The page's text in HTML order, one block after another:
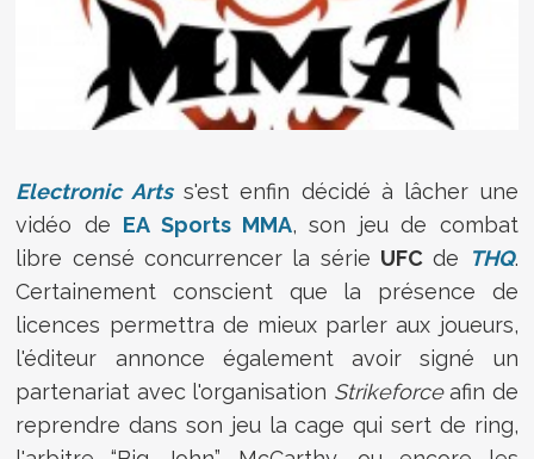
Electronic Artss'est enfin décidé à lâcher une
vidéo de EA Sports MMA, son jeu de combat
libre censé concurrencer la série UFCde THQ.
Certainement conscient que la présence de
licences permettra de mieux parler aux joueurs,
l'éditeur annonce également avoir signé un
partenariat avec l'organisation Strikeforceafin de
reprendre dans son jeu la cage qui sert de ring,